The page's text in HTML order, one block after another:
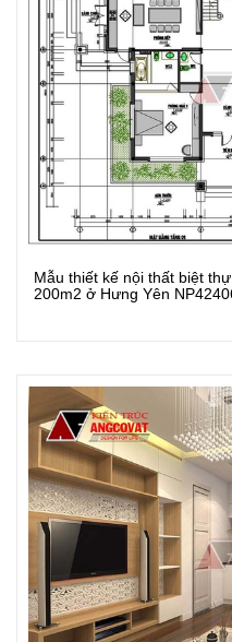
Mẫu thiết kế nội thất biệt
200m2 ở Hưng Yên